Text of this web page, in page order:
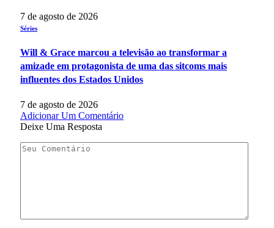
7 de agosto de 2026
Séries
Will & Grace marcou a televisão ao transformar a
amizade em protagonista de uma das sitcoms mais
influentes dos Estados Unidos
7 de agosto de 2026
Adicionar Um Comentário
Deixe Uma Resposta